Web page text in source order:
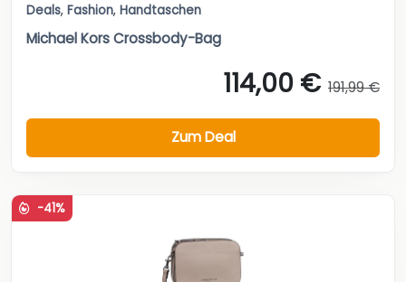
Deals, Fashion, Handtaschen
Michael Kors Crossbody-Bag
114,00 € 191,99 €
Zum Deal
-41%